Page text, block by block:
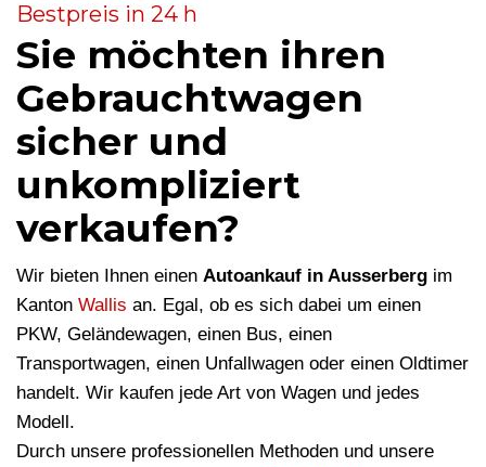
Bestpreis in 24 h
Sie möchten ihren
Gebrauchtwagen
sicher und
unkompliziert
verkaufen?
Wir bieten Ihnen einen Autoankauf in Ausserberg im
Kanton Wallis an. Egal, ob es sich dabei um einen
PKW, Geländewagen, einen Bus, einen
Transportwagen, einen Unfallwagen oder einen Oldtimer
handelt. Wir kaufen jede Art von Wagen und jedes
Modell.
Durch unsere professionellen Methoden und unsere